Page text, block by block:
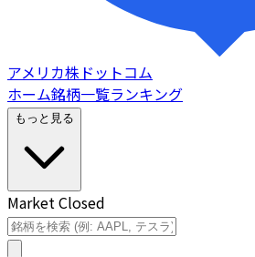
アメリカ株ドットコム
ホーム銘柄一覧ランキング
もっと見る
Market Closed